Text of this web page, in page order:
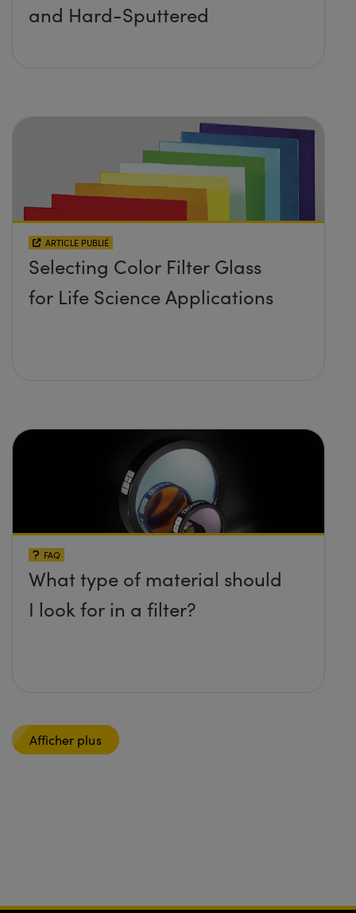
and Hard-Sputtered
ARTICLE PUBLIÉ
Selecting Color Filter Glass
for Life Science Applications
FAQ
What type of material should
I look for in a filter?
Afficher plus